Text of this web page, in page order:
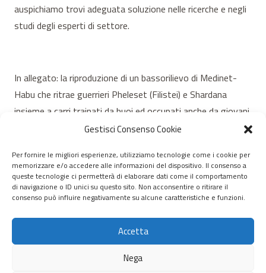
Gestisci Consenso Cookie
Per fornire le migliori esperienze, utilizziamo tecnologie come i cookie per
memorizzare e/o accedere alle informazioni del dispositivo. Il consenso a
queste tecnologie ci permetterà di elaborare dati come il comportamento
di navigazione o ID unici su questo sito. Non acconsentire o ritirare il
consenso può influire negativamente su alcune caratteristiche e funzioni.
Accetta
Nega
auspichiamo trovi adeguata soluzione nelle ricerche e negli
studi degli esperti di settore.
In allegato: la riproduzione di un bassorilievo di Medinet-
Habu che ritrae guerrieri Pheleset (Filistei) e Shardana
insieme a carri trainati da buoi ed occupati anche da giovani.
Si trattava forse di un esodo?
© 2020 – 2026 Nurnet – La rete dei Nuraghi – webdesign:
antoniopalumbo.it
Home